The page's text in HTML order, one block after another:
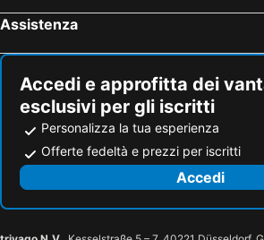
Assistenza
Accedi e approfitta dei
esclusivi per gli iscritti
Personalizza la tua esperienza
Offerte fedeltà e prezzi per iscritti
Accedi